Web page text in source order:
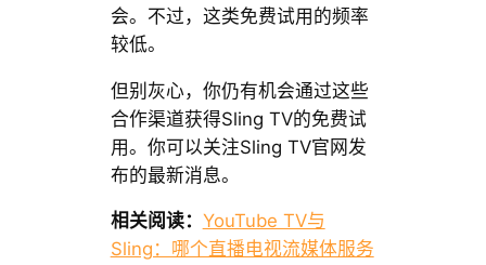
会。不过，这类免费试用的频率
较低。
但别灰心，你仍有机会通过这些
合作渠道获得Sling TV的免费试
用。你可以关注Sling TV官网发
布的最新消息。
相关阅读： YouTube TV与
Sling：哪个直播电视流媒体服务